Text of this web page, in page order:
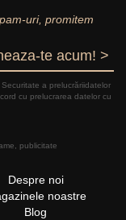
uri, promitem
te acum! >
a prelucrăriidatelor
cu prelucrarea datelor cu
publicitate
Despre noi
noastre
Blog